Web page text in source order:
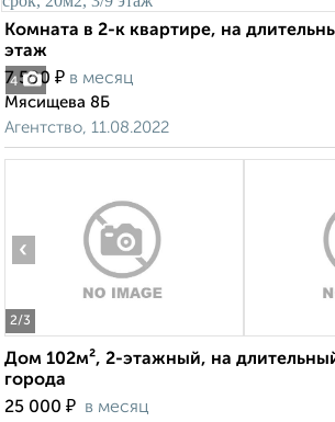
4
Комната в 2-к квартире, на
этаж
7 500 ₽ в месяц
Мясищева 8Б
Агентство, 11.08.2022
2/3
‹
Дом 102м², 2-этажный, на
города
25 000 ₽ в месяц